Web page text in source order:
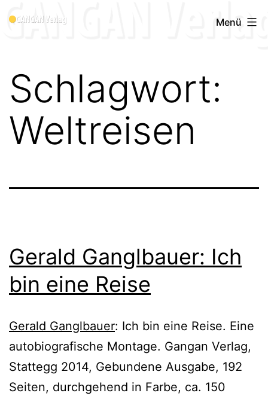
Menü
Schlagwort:
Weltreisen
Gerald Ganglbauer: Ich
bin eine Reise
Gerald Ganglbauer: Ich bin eine Reise. Eine
autobiografische Montage. Gangan Verlag,
Stattegg 2014, Gebundene Ausgabe, 192
Seiten, durchgehend in Farbe, ca. 150